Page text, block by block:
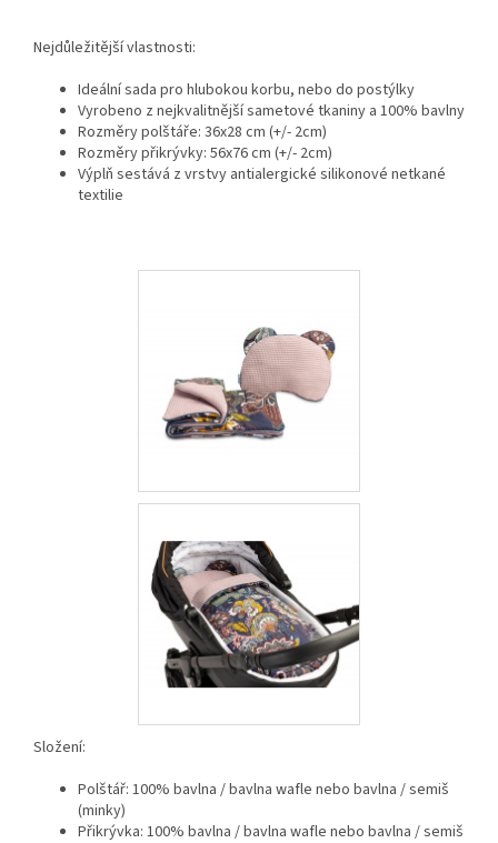
Nejdůležitější vlastnosti:
Ideální sada pro hlubokou korbu, nebo do postýlky
Vyrobeno z nejkvalitnější sametové tkaniny a 100% bavlny
Rozměry polštáře: 36x28 cm (+/- 2cm)
Rozměry přikrývky: 56x76 cm (+/- 2cm)
Výplň sestává z vrstvy antialergické silikonové netkané
textilie
Složení:
Polštář: 100% bavlna / bavlna wafle nebo bavlna / semiš
(minky)
Přikrývka: 100% bavlna / bavlna wafle nebo bavlna / semiš